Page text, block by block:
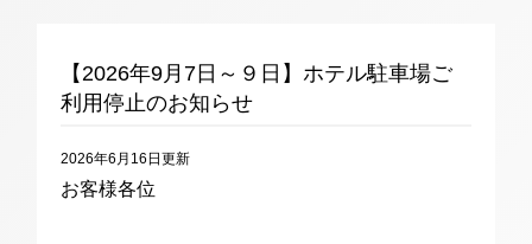
テルモントレ
ラ・スール福
岡｜天神駅近
くのホテル
【2026年9月7日～９日】ホテル駐車場ご
利用停止のお知らせ
2026年6月16日更新
お客様各位
アクセス・観光情報
よくあるご質問
お問い合せ
オンラインショップ
チェックイン